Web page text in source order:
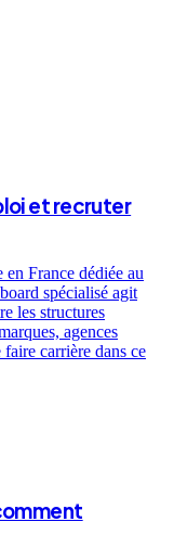
et recruter
en France dédiée au
spécialisé agit
les structures
agences
carrière dans ce